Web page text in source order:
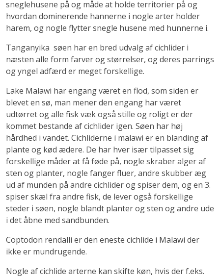
sneglehusene på og måde at holde territorier på og
hvordan dominerende hannerne i nogle arter holder
harem, og nogle flytter snegle husene med hunnerne i.
Tanganyika søen har en bred udvalg af cichlider i
næsten alle form farver og størrelser, og deres parrings
og yngel adfærd er meget forskellige.
Lake Malawi har engang været en flod, som siden er
blevet en sø, man mener den engang har været
udtørret og alle fisk væk også stille og roligt er der
kommet bestande af cichlider igen. Søen har høj
hårdhed i vandet. Cichliderne i malawi er en blanding af
plante og kød ædere. De har hver især tilpasset sig
forskellige måder at få føde på, nogle skraber alger af
sten og planter, nogle fanger fluer, andre skubber æg
ud af munden på andre cichlider og spiser dem, og en 3.
spiser skæl fra andre fisk, de lever også forskellige
steder i søen, nogle blandt planter og sten og andre ude
i det åbne med sandbunden.
Coptodon rendalli er den eneste cichlide i Malawi der
ikke er mundrugende.
Nogle af cichlide arterne kan skifte køn, hvis der f.eks.